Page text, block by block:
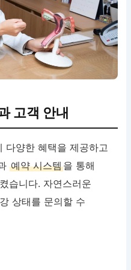
고객 안내
다양한 혜택을 제공하고
예약 시스템을 통해
습니다. 자연스러운
상태를 문의할 수